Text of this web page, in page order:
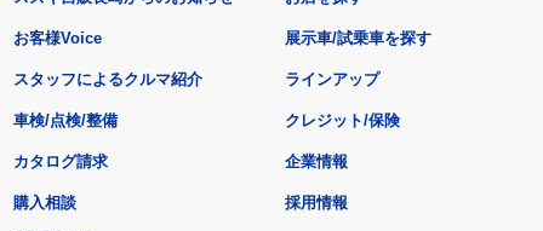
お客様Voice
スタッフによるクルマ紹介
展示車/試乗車を探す
ラインアップ
車検/点検/整備 クレジット/保険
カタログ請求
購入相談
企業情報
採用情報